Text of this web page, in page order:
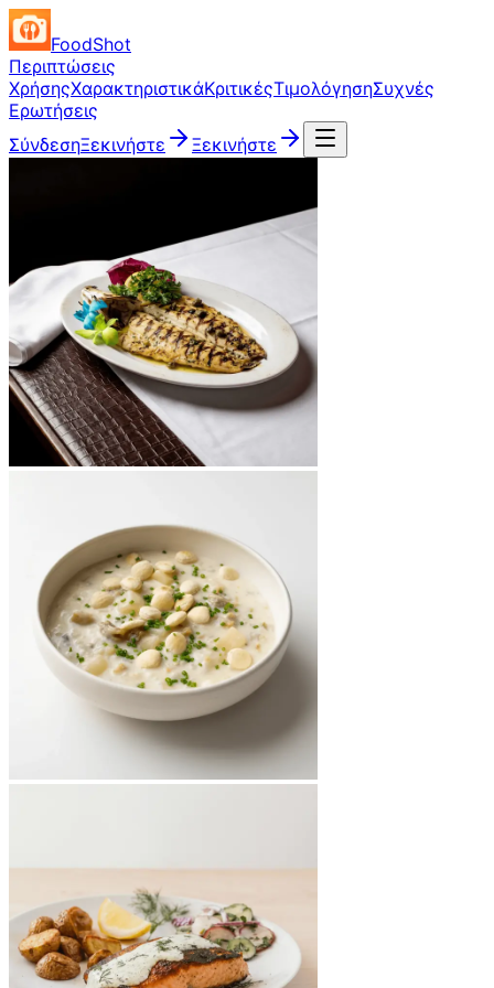
FoodShot
Περιπτώσεις
ΧρήσηςΧαρακτηριστικάΚριτικέςΤιμολόγησηΣυχνές
Ερωτήσεις
ΣύνδεσηΞεκινήστε Ξεκινήστε